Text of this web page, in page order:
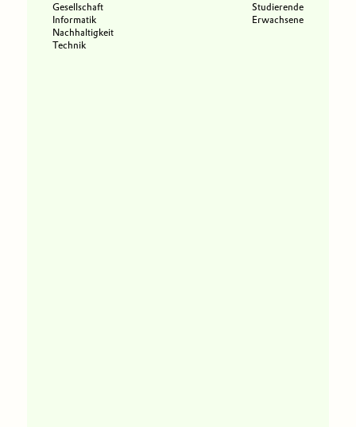
Gesellschaft
Informatik
Nachhaltigkeit
Technik
Studierende
Erwachsene